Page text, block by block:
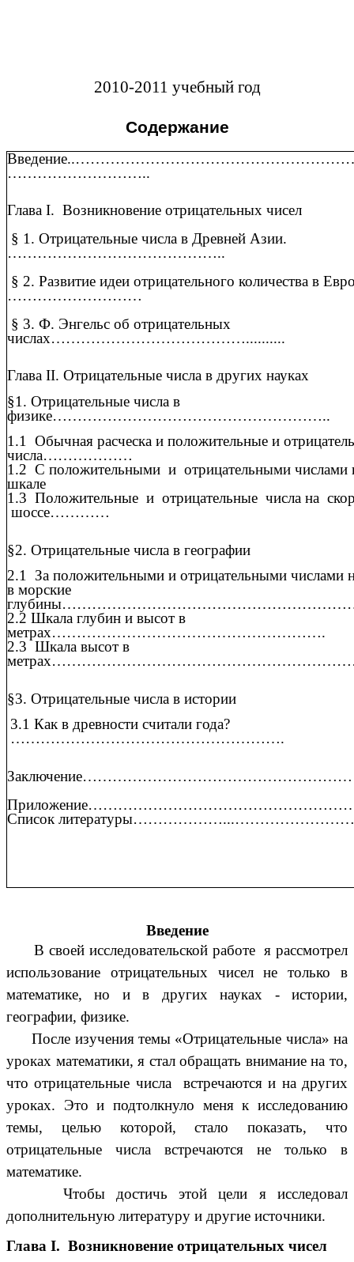
2010-2011 учебный год
Содержание
………………………..
Глава I. Возникновение отрицательных чисел
§ 1. Отрицательные числа в Древней Азии.
……………………………………..
§ 2. Развитие идеи отрицательного количества в
………………………
§ 3. Ф. Энгельс об отрицательных
числах…………………………………..........
Глава II. Отрицательные числа в других науках
§1. Отрицательные числа в
физике………………………………………………..
1.1 Обычная расческа и положительные и
числа………………
1.2 С положительными и отрицательными числами
шкале
1.3 Положительные и отрицательные числа на
шоссе…………
§2. Отрицательные числа в географии
2.1 За положительными и отрицательными числами
в морские
2.2 Шкала глубин и высот в
метрах……………………………………………….
2.3 Шкала высот в
§3. Отрицательные числа в истории
3.1 Как в древности считали года?
……………………………………………….
Список
Введение
В своей исследовательской работе я рассмотрел
использование отрицательных чисел не только в
математике, но и в других науках - истории,
географии, физике.
После изучения темы «Отрицательные числа» на
уроках математики, я стал обращать внимание на то,
что отрицательные числа встречаются и на других
уроках. Это и подтолкнуло меня к исследованию
темы, целью которой, стало показать, что
отрицательные числа встречаются не только в
математике.
Чтобы достичь этой цели я исследовал
дополнительную литературу и другие источники.
Глава I. Возникновение отрицательных чисел